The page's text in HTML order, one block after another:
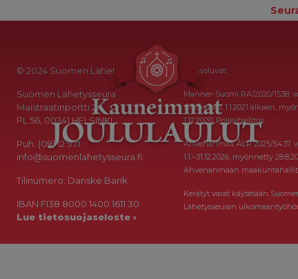
© 2024 Suomen Lähetysseura
Suomen Lähetysseura
Maistraatinportti 2a
PL 56, 00241 HELSINKI
Puh. (09) 12 971
info@suomenlahetysseura.fi
Tilinumero: Danske Bank
IBAN FI38 8000 1400 1611 30
Lue tietosuojaseloste ›
Keräysluvat:
Manner-Suomi RA/2020/1538,
toistaiseksi 1.1.2021 alkaen,
1.12.2020, Poliisihallitus.
Ahvenanmaa ÅLR 2025/5437,
1.1.–31.12.2026, myönnetty
Ahvenanmaan
Kerätyt varat käytetään
Lähetysseuran